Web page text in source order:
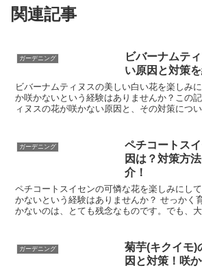
関連記事
ガーデニング
ビバーナムテ
い原因と対策を
ビバーナムティヌスの美しい白い花を楽しみ
か咲かないという経験はありませんか？この
ィヌスの花が咲かない原因と、その対策につ
ガーデニング
ペチコートス
因は？対策方
介！
ペチコートスイセンの可憐な花を楽しみにし
かないという経験はありませんか？ せっかく
かないのは、とても残念なものです。でも、
ガーデニング
菊芋(キクイモ)
因と対策！咲